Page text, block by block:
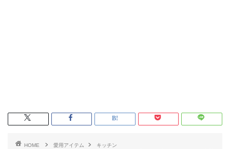
HOME 愛用アイテム
キッチン